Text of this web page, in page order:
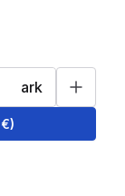
ark
€)